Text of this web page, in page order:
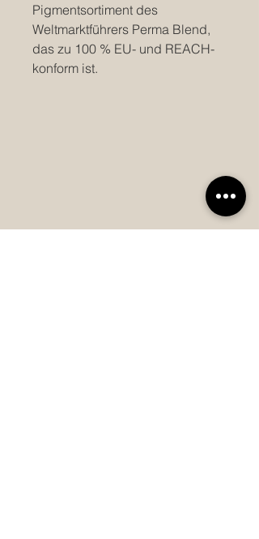
Pigmentsortiment des
Weltmarktführers Perma Blend,
das zu 100 % EU- und REACH-
konform ist.